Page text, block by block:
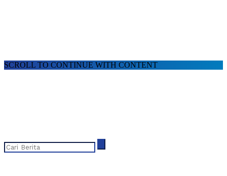
SCROLL TO CONTINUE WITH CONTENT